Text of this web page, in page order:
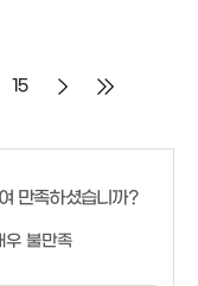
15
만족하셨습니까?
우 불만족